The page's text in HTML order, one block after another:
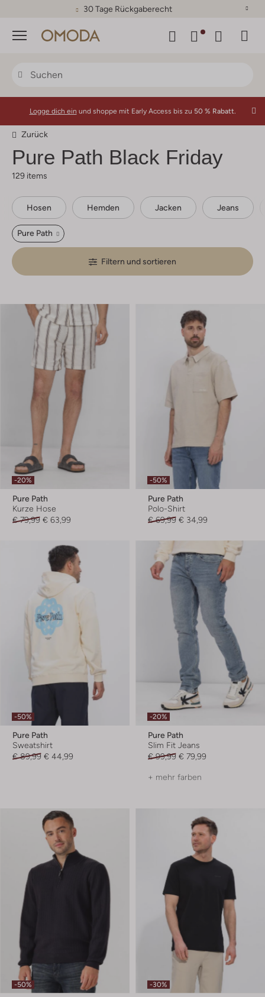
30 Tage Rückgaberecht
Menü
Logge dich ein und shoppe mit Early Access bis zu 50 % Rabatt.
Zurück
Pure Path Black Friday
129 items
Hosen Hemden Jacken Jeans
Pure Path
Filtern und sortieren
-20%
Pure Path
Kurze Hose
€ 79,99 € 63,99
-50%
Pure Path
Polo-Shirt
€ 69,99 € 34,99
-50%
Pure Path
Sweatshirt
€ 89,99 € 44,99
-20%
Pure Path
Slim Fit Jeans
€ 99,99 € 79,99
+ mehr farben
-50% -30%